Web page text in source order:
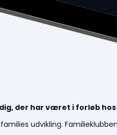
der har været i forløb hos
udvikling.